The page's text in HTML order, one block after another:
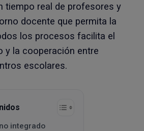
tiempo real de profesores y
docente que permita la
los procesos facilita el
y la cooperación entre
escolares.
integrado